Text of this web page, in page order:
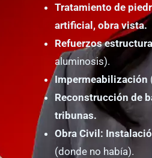
Tratamiento de
artificial, obra vista.
Refuerzos
aluminosis).
Impermeabilización
Reconstrucción de
tribunas.
Obra Civil:
(donde no había).